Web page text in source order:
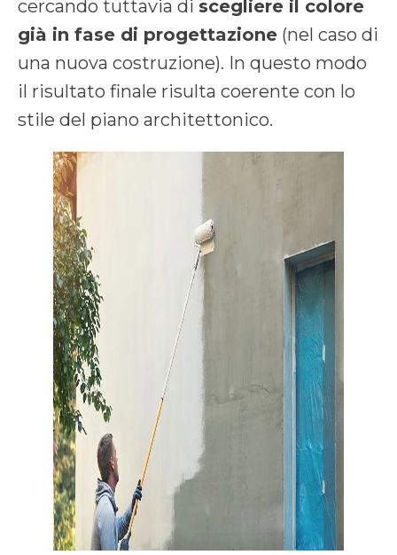
cercando tuttavia di scegliere il colore
già in fase di progettazione (nel caso di
una nuova costruzione). In questo modo
il risultato finale risulta coerente con lo
stile del piano architettonico.